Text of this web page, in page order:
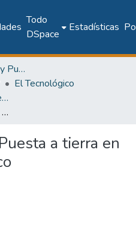
Todo
DSpace
Estadísticas
Editorial Universitaria y Publicaciones Seriadas
El Tecnológico
Vol. 13, Núm. 1 (2008): Revista EL TECNOLÓGICO
Importancia de la Puesta a tierra en el Sistema Eléctrico
a tierra en